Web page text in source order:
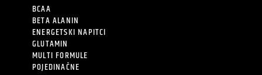
BCAA
BETA ALANIN
ENERGETSKI NAPITCI
GLUTAMIN
MULTI FORMULE
POJEDINAČNE